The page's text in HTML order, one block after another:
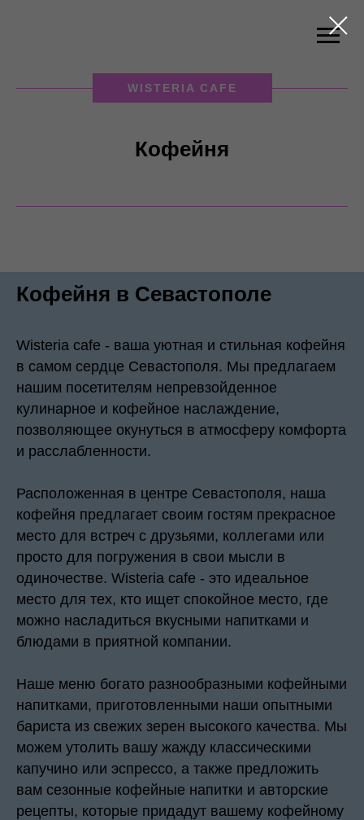
WISTERIA CAFE
Кофейня
Кофейня в Севастополе
Wisteria cafe - ваша уютная и стильная кофейня
в самом сердце Севастополя. Мы предлагаем
нашим посетителям непревзойденное
кулинарное и кофейное наслаждение,
позволяющее окунуться в атмосферу комфорта
и расслабленности.
Расположенная в центре Севастополя, наша
кофейня предлагает своим гостям прекрасное
место для встреч с друзьями, коллегами или
просто для погружения в свои мысли в
одиночестве. Wisteria cafe - это идеальное
место для тех, кто ищет спокойное место, где
можно насладиться вкусными напитками и
блюдами в приятной компании.
Наше меню богато разнообразными кофейными
напитками, приготовленными наши опытными
бариста из свежих зерен высокого качества. Мы
можем утолить вашу жажду классическими
капучино или эспрессо, а также предложить
вам сезонные кофейные напитки и авторские
рецепты, которые придадут вашему кофейному